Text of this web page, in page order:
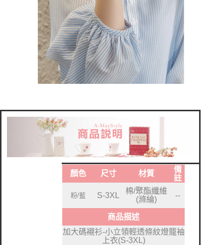
顏色 尺寸 材質
備
註
粉/藍 S-3XL
棉/聚酯纖維
(滌綸)
--
商品描述
加大碼襯衫-小立領輕透條紋燈籠袖
上衣(S-3XL)